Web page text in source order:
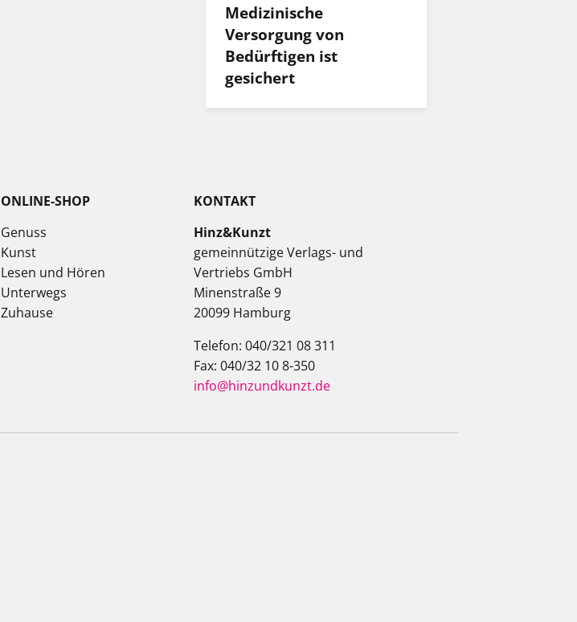
Medizinische
Versorgung von
Bedürftigen ist
gesichert
ONLINE-SHOP
Genuss
Kunst
Lesen und Hören
Unterwegs
Zuhause
KONTAKT
Hinz&Kunzt
gemeinnützige Verlags- und
Vertriebs GmbH
Minenstraße 9
20099 Hamburg
Telefon: 040/321 08 311
Fax: 040/32 10 8-350
info@hinzundkunzt.de